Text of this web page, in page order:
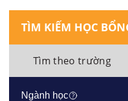
TÌM KIẾM HỌC
Tìm theo trường
Ngành học